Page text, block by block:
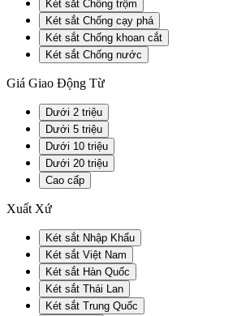
Két sắt Chống trộm
Két sắt Chống cạy phá
Két sắt Chống khoan cắt
Két sắt Chống nước
Giá Giao Động Từ
Dưới 2 triệu
Dưới 5 triệu
Dưới 10 triệu
Dưới 20 triệu
Cao cấp
Xuất Xứ
Két sắt Nhập Khẩu
Két sắt Việt Nam
Két sắt Hàn Quốc
Két sắt Thái Lan
Két sắt Trung Quốc